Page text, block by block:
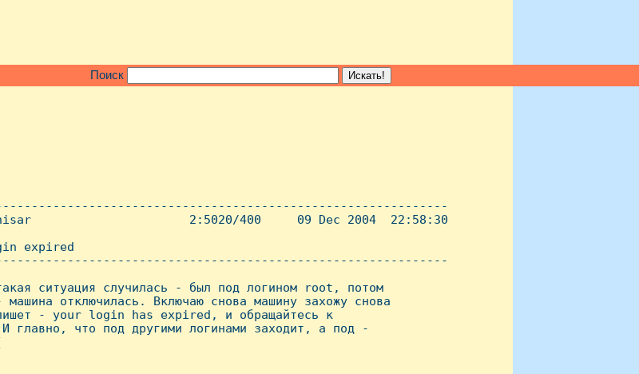
Поиск
2:5020/400     09 Dec 2004  22:58:30
expired
ситуация случилась - был под логином root, потом
отключилась. Включаю снова машину захожу снова
- your login has expired, и обращайтесь к
И главно, что под другими логинами заходит, а под -